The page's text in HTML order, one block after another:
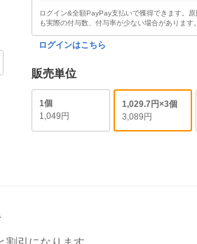
ログイン&全額PayPay支払いで獲得できます。
も実際の付与数、付与率が少ない場合があります
ログインはこちら
販売単位
1個
1,049円
1,029.7円×3個
3,089円